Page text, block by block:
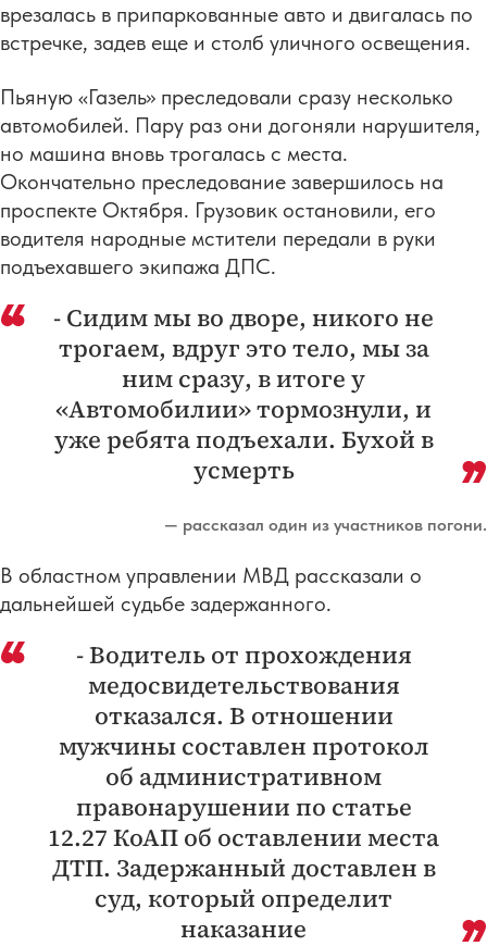
врезалась в припаркованные авто и двигалась по
встречке, задев еще и столб уличного освещения.
Пьяную «Газель» преследовали сразу несколько
автомобилей. Пару раз они догоняли нарушителя,
но машина вновь трогалась с места.
Окончательно преследование завершилось на
проспекте Октября. Грузовик остановили, его
водителя народные мстители передали в руки
подъехавшего экипажа ДПС.
- Сидим мы во дворе, никого не
трогаем, вдруг это тело, мы за
ним сразу, в итоге у
«Автомобилии» тормознули, и
уже ребята подъехали. Бухой в
усмерть
— рассказал один из участников погони.
В областном управлении МВД рассказали о
дальнейшей судьбе задержанного.
- Водитель от прохождения
медосвидетельствования
отказался. В отношении
мужчины составлен протокол
об административном
правонарушении по статье
12.27 КоАП об оставлении места
ДТП. Задержанный доставлен в
суд, который определит
наказание